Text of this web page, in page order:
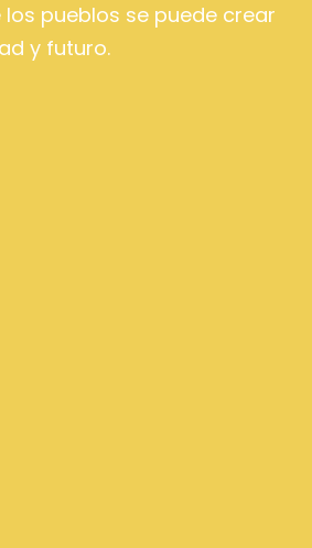
pueblos se puede crear
y futuro.